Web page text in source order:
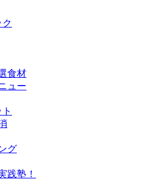
食材
ュー
グ
践塾！